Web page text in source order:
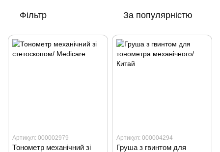
Фільтр За популярністю
Артикул: 000002979
Тонометр механічний зі
Артикул: 000004294
Груша з гвинтом для